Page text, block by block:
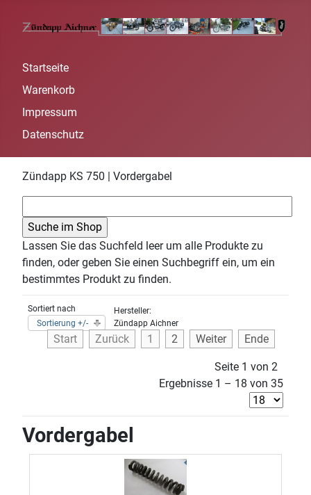
Startseite
Warenkorb
Impressum
Datenschutz
Zündapp KS 750 | Vordergabel
Lassen Sie das Suchfeld leer um alle Produkte zu
finden, oder geben Sie einen Suchbegriff ein, um ein
bestimmtes Produkt zu finden.
Sortiert nach
Sortierung +/-
Hersteller:
Zündapp Aichner
Start Zurück 1 2 Weiter Ende
Seite 1 von 2
Ergebnisse 1 – 18 von 35
Vordergabel